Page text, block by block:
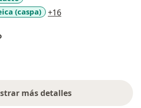
(caspa)
+16
más detalles
sobre la experiencia